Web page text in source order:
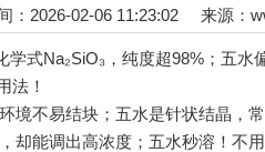
：2026-02-06 11:23:02 来源：
Na₂SiO₃，纯度超98%；五水
法！
不易结块；五水是针状结晶，常
能调出高浓度；五水秒溶！不